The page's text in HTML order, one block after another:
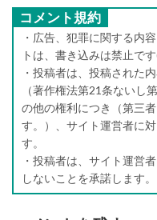
コメント規約
・広告、犯罪に関する内
トは、書き込みは禁止で
・投稿者は、投稿された
（著作権法第21条ないし
の他の権利につき（第三
す。）、サイト運営者に
す。
・投稿者は、サイト運営
しないことを承諾します。